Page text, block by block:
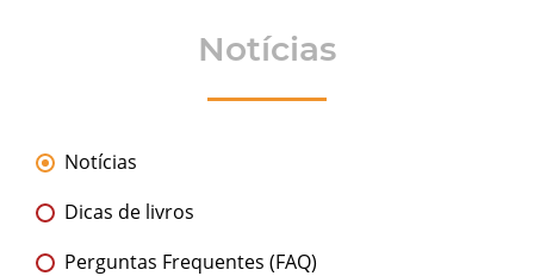
Notícias
Notícias
Dicas de livros
Perguntas Frequentes (FAQ)